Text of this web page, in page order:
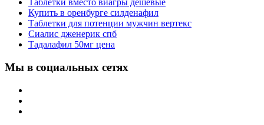
Таблетки вместо виагры дешевые
Купить в оренбурге силденафил
Таблетки для потенции мужчин вертекс
Сиалис дженерик спб
Тадалафил 50мг цена
Мы в социальных сетях